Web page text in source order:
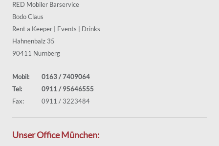
RED Mobiler Barservice
Bodo Claus
Rent a Keeper | Events | Drinks
Hahnenbalz 35
90411 Nürnberg
Mobil:
0163 / 7409064
Tel:
0911 / 95646555
Fax:
0911 / 3223484
Unser Office München: